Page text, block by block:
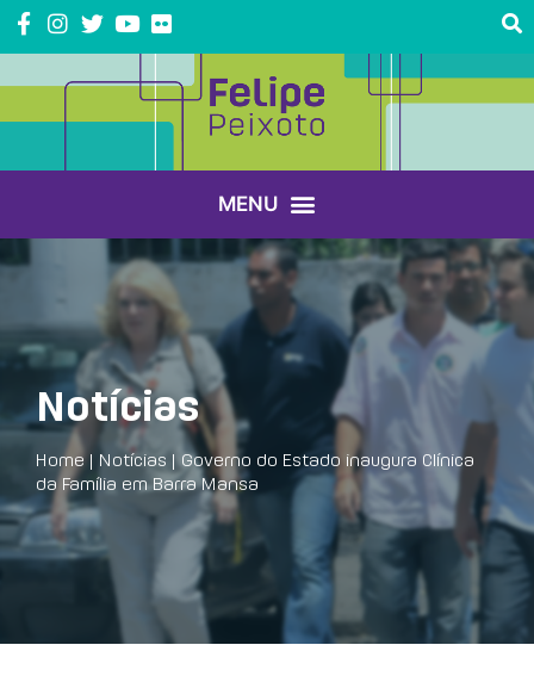
Notícias
Home| Notícias | Governo do Estado inaugura Clínica
da Família em Barra Mansa